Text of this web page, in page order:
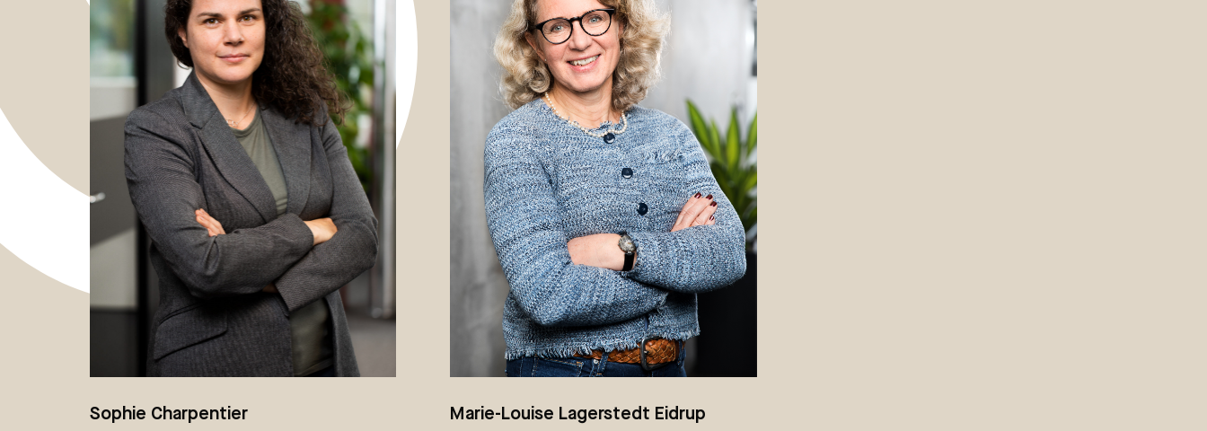
Sophie Charpentier Marie-Louise Lagerstedt Eidrup